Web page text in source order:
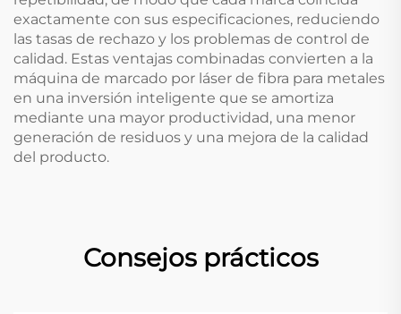
exactamente con sus especificaciones, reduciendo
las tasas de rechazo y los problemas de control de
calidad. Estas ventajas combinadas convierten a la
máquina de marcado por láser de fibra para metales
en una inversión inteligente que se amortiza
mediante una mayor productividad, una menor
generación de residuos y una mejora de la calidad
del producto.
Consejos prácticos